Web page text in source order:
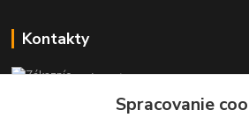
Kontakty
Zákaznícka podpora
+421902309993
(Po-Pia, 9-18 hod.)
Spracovanie